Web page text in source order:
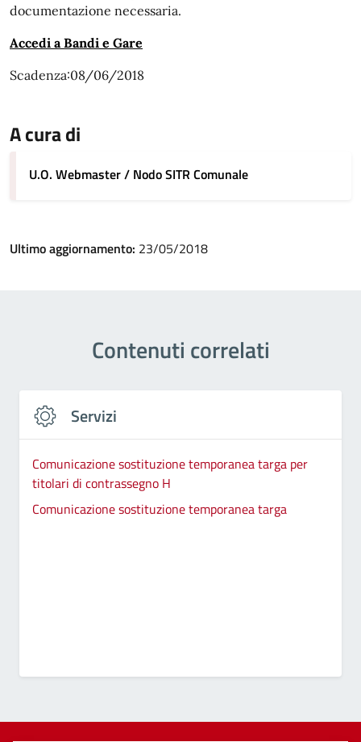
documentazione necessaria.
Accedi a Bandi e Gare
Scadenza:08/06/2018
A cura di
U.O. Webmaster / Nodo SITR Comunale
Ultimo aggiornamento: 23/05/2018
Contenuti correlati
Servizi
Comunicazione sostituzione temporanea targa per
titolari di contrassegno H
Comunicazione sostituzione temporanea targa